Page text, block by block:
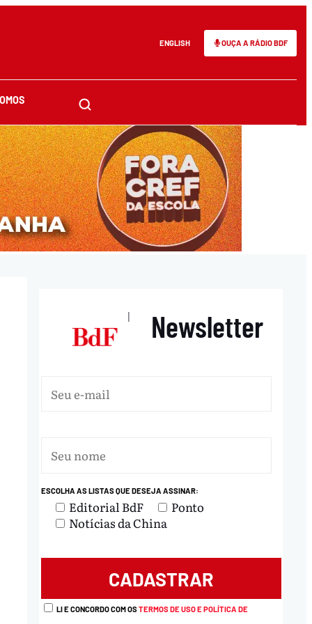
ENGLISH OUÇA A RÁDIO BDF
| Newsletter
ESCOLHA AS LISTAS QUE DESEJA ASSINAR:
Editorial BdF
Ponto
Notícias da China
LI E CONCORDO COM OSTERMOS DE USO E POLÍTICA DE